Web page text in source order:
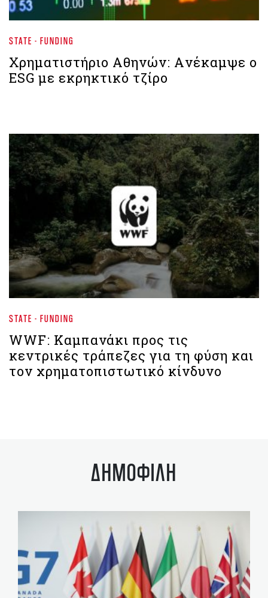
STATE - FUNDING
Χρηματιστήριο Αθηνών: Aνέκαμψε ο
ESG με εκρηκτικό τζίρο
STATE - FUNDING
WWF: Καμπανάκι προς τις
κεντρικές τράπεζες για τη φύση και
τον χρηματοπιστωτικό κίνδυνο
ΔΗΜΟΦΙΛΗ